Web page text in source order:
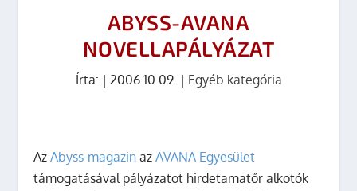
ABYSS-AVANA
NOVELLAPÁLYÁZAT
Írta: | 2006.10.09. | Egyéb kategória
AzAbyss-magazin azAVANA Egyesület
támogatásával pályázatot hirdetamatőr alkotók